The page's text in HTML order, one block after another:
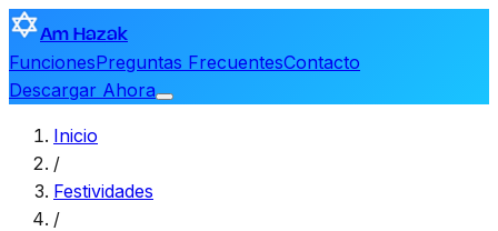
Am Hazak
FuncionesPreguntas FrecuentesContacto
Descargar Ahora
Inicio
/
Festividades
/